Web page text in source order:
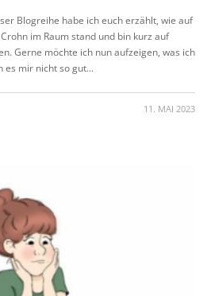
Blogreihe habe ich euch erzählt, wie auf
im Raum stand und bin kurz auf
Gerne möchte ich nun aufzeigen, was ich
es mir nicht so gut...
11. MAI 2023